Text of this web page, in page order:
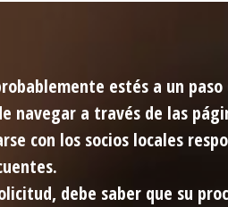
estés a un
navegar a través de las
con los socios locales
debe saber que su